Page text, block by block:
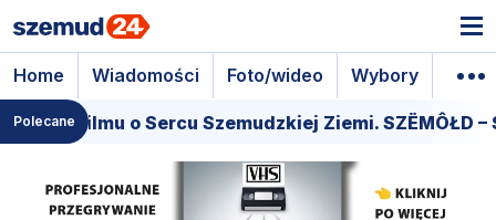
Home Wiadomości Foto/wideo Wybory
Polecane
filmu o Sercu Szemudzkiej Ziemi. SZËMÔŁD –